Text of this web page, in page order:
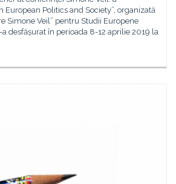
Politics and Society”, organizată
Simone Veil” pentru Studii Europene
desfășurat în perioada 8-12 aprilie 2019 la